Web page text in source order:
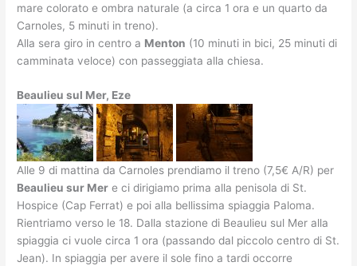
mare colorato e ombra naturale (a circa 1 ora e un quarto da
Carnoles, 5 minuti in treno).
Alla sera giro in centro a Menton (10 minuti in bici, 25 minuti di
camminata veloce) con passeggiata alla chiesa.
Beaulieu sul Mer, Eze
Alle 9 di mattina da Carnoles prendiamo il treno (7,5€ A/R) per
Beaulieu sur Mer e ci dirigiamo prima alla penisola di St.
Hospice (Cap Ferrat) e poi alla bellissima spiaggia Paloma.
Rientriamo verso le 18. Dalla stazione di Beaulieu sul Mer alla
spiaggia ci vuole circa 1 ora (passando dal piccolo centro di St.
Jean). In spiaggia per avere il sole fino a tardi occorre